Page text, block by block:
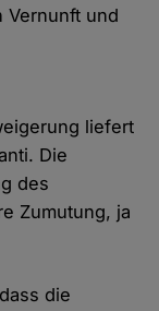
Vernunft und
liefert
Die
des
Zumutung, ja
die